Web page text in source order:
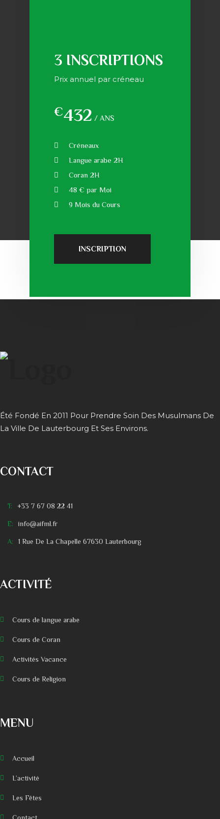
3 INSCRIPTIONS
Prix annuel par créneau
€432 / ANS
Créneaux
Langue arabe 2H
Coran 2H
48 € par Moi
9 Mois du Cours
INSCRIPTION
Été Fondé En 2011 Pour Prendre Soin Des Musulmans De
La Ville De Lauterbourg Et Ses Environs.
CONTACT
T: +33 7 67 08 22 41
E: info@aifml.fr
A: 1 Rue De La Chapelle 67630 Lauterbourg
ACTIVITÉ
Cours de langue arabe
Cours de Coran
Activités Vacance
Cours de Religion
MENU
Accueil
L’activité
Les Fêtes
Contact